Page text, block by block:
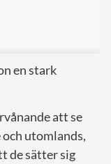
en stark
att se
och utomlands,
de sätter sig